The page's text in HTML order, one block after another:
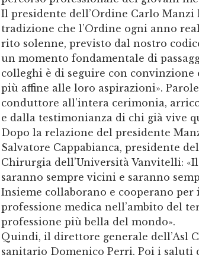
Il presidente dell’Ordine Carlo Manzi
tradizione che l’Ordine ogni anno
rito solenne, previsto dal nostro
un momento fondamentale di
colleghi è di seguire con convinzione
più affine alle loro aspirazioni».
conduttore all’intera cerimonia,
e dalla testimonianza di chi già vive
Dopo la relazione del presidente
Salvatore Cappabianca, presidente
Chirurgia dell’Università Vanvitelli:
saranno sempre vicini e saranno
Insieme collaborano e cooperano per
professione medica nell’ambito del
professione più bella del mondo».
Quindi, il direttore generale dell’Asl
sanitario Domenico Perri. Poi i saluti